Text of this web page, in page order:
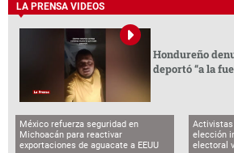
LA PRENSA VIDEOS
Hondureño
deportó “a la
México refuerza seguridad en
Michoacán para reactivar
exportaciones de aguacate a EEUU
Activistas
elección
electoral